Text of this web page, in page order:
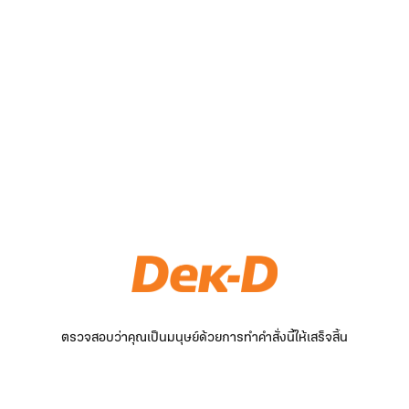
ตรวจสอบว่าคุณเป็นมนุษย์ด้วยการทำคำสั่งนี้ให้เสร็จสิ้น